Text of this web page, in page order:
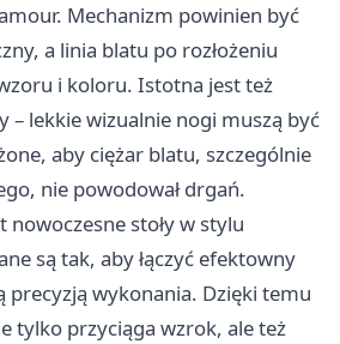
Mechanizm powinien być
a linia blatu po rozłożeniu
i koloru. Istotna jest też
– lekkie wizualnie nogi muszą być
aby ciężar blatu, szczególnie
nie powodował drgań.
nowoczesne stoły w stylu
są tak, aby łączyć efektowny
precyzją wykonania. Dzięki temu
tylko przyciąga wzrok, ale też